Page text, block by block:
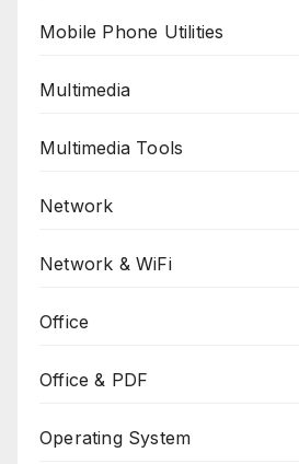
Mobile Phone Utilities
Multimedia
Multimedia Tools
Network
Network & WiFi
Office
Office & PDF
Operating System